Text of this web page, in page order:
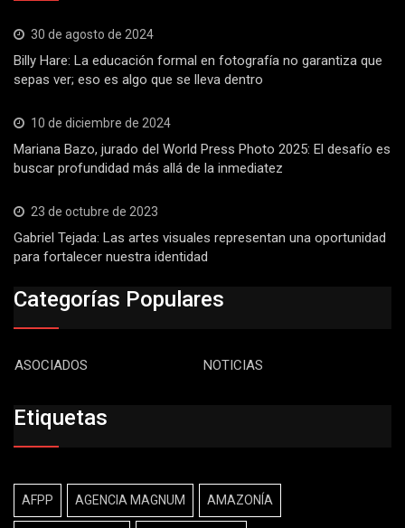
30 de agosto de 2024
Billy Hare: La educación formal en fotografía no garantiza que
sepas ver; eso es algo que se lleva dentro
10 de diciembre de 2024
Mariana Bazo, jurado del World Press Photo 2025: El desafío es
buscar profundidad más allá de la inmediatez
23 de octubre de 2023
Gabriel Tejada: Las artes visuales representan una oportunidad
para fortalecer nuestra identidad
Categorías Populares
ASOCIADOS NOTICIAS
Etiquetas
AFPP AGENCIA MAGNUM AMAZONÍA